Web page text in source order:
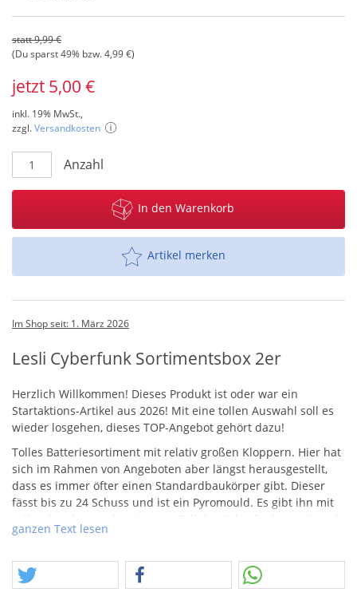
statt 9,99 €
(Du sparst 49% bzw. 4,99 €)
jetzt 5,00 €
inkl. 19% MwSt.,
zzgl.Versandkosten
Anzahl
In den Warenkorb
Artikel merken
Im Shop seit: 1. März 2026
Lesli Cyberfunk Sortimentsbox 2er
Herzlich Willkommen! Dieses Produkt ist oder war ein
Startaktions-Artikel aus 2026! Mit eine tollen Auswahl soll es
wieder losgehen, dieses TOP-Angebot gehört dazu!
Tolles Batteriesortiment mit relativ großen Kloppern. Hier hat
sich im Rahmen von Angeboten aber längst herausgestellt,
dass es immer öfter einen Standardbaukörper gibt. Dieser
fässt bis zu 24 Schuss und ist ein Pyromould. Es gibt ihn mit
vollen 24, aber auch mit 14, im Fall des Cyberfunks mit 9 und
auch mit nur 7 Schuss.
Das Sortiment Cyberfunk hat zwei sehr effektstarke 9
Schussbatterien dabei und diese zaubern schöne
Blinkerbuketts mit hübscher Silberpalme in Kombination und
ganzen Text lesen